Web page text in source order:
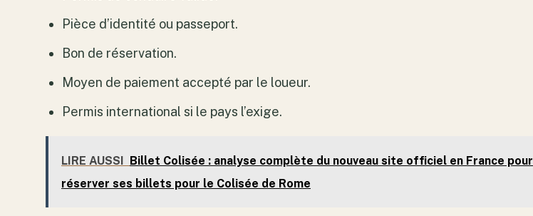
Pièce d’identité ou passeport.
Bon de réservation.
Moyen de paiement accepté par le loueur.
Permis international si le pays l’exige.
LIRE AUSSI
Billet Colisée : analyse complète du nouveau site officiel en France pour
réserver ses billets pour le Colisée de Rome